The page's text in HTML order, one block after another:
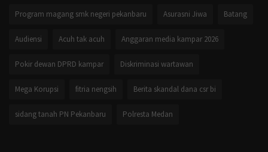
Program magang smk negeri pekanbaru Asurasni Jiwa Batang
Audiensi Acuh tak acuh Anggaran media kampar 2026
Pokir dewan DPRD kampar Diskriminasi wartawan
Mega Korupsi fitria nengsih Berita skandal dana csr bi
sidang tanah PN Pekanbaru Polresta Medan